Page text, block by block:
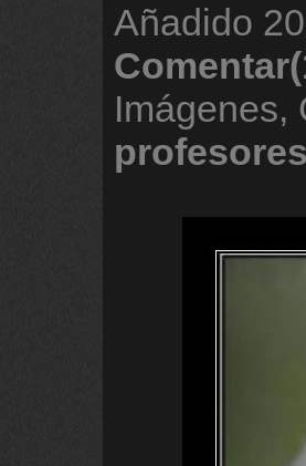
Añadido
Imágenes,
profesores